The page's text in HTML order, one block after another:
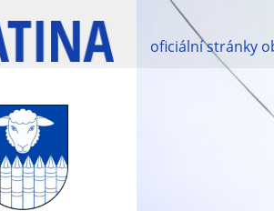
oficiální stránky